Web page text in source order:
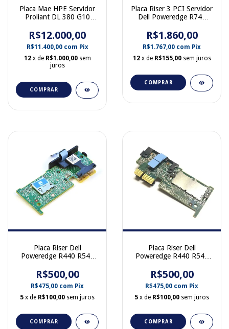
Placa Mae HPE Servidor
Proliant DL 380 G10
R$12.000,00
R$11.400,00 com Pix
12 x de R$1.000,00 sem
juros
COMPRAR
Placa Riser 3 PCI Servidor
Dell Poweredge R740
R$1.860,00
R$1.767,00 com Pix
12 x de R$155,00 sem juros
COMPRAR
Placa Riser Dell
Poweredge R440 R540
Module Reader 05507H
R$500,00
R$475,00 com Pix
5 x de R$100,00 sem juros
COMPRAR
Placa Riser Dell
Poweredge R440 R540
SD Card IDSDM vFlash
0RT6JG
R$500,00
R$475,00 com Pix
5 x de R$100,00 sem juros
COMPRAR